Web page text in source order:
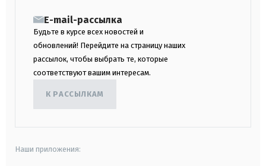
E-mail-рассылка
Будьте в курсе всех новостей и
обновлений! Перейдите на страницу наших
рассылок, чтобы выбрать те, которые
соответствуют вашим интересам.
К РАССЫЛКАМ
Наши приложения: